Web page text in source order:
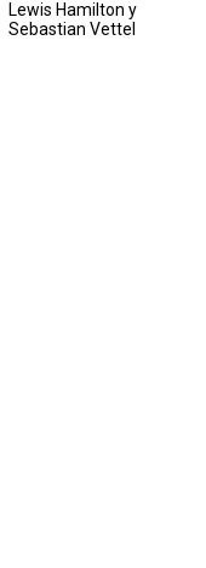
Lewis Hamilton y
Sebastian Vettel